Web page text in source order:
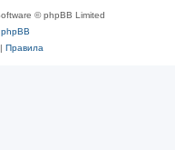
© phpBB Limited
Правила